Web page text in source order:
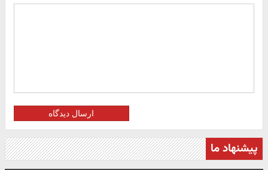
ارسال دیدگاه
پیشنهاد ما